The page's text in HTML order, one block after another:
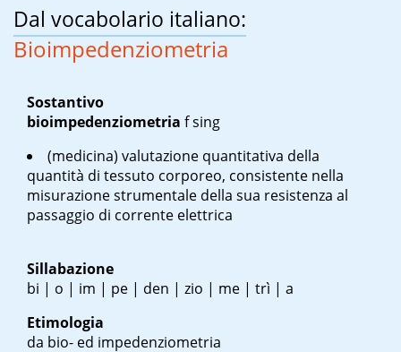
Dal vocabolario italiano:
Bioimpedenziometria
Sostantivo
bioimpedenziometria f sing
(medicina) valutazione quantitativa della
quantità di tessuto corporeo, consistente nella
misurazione strumentale della sua resistenza al
passaggio di corrente elettrica
Sillabazione
bi | o | im | pe | den | zio | me | trì | a
Etimologia
da bio- ed impedenziometria